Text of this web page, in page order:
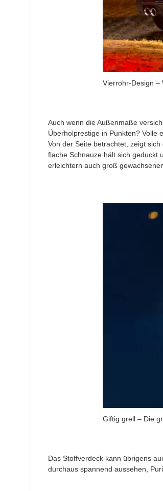
Vierrohr-Design –
Auch wenn die Außenmaße
Überholprestige in Punkten? Volle
Von der Seite betrachtet, zeigt
flache Schnauze hält sich geduckt
erleichtern auch groß
Giftig grell – Die
Das Stoffverdeck kann übrigens
durchaus spannend aussehen,